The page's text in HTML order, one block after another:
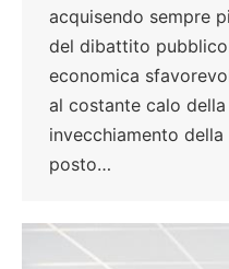
acquisendo sempre
del dibattito
economica
al costante calo
invecchiamento
posto…